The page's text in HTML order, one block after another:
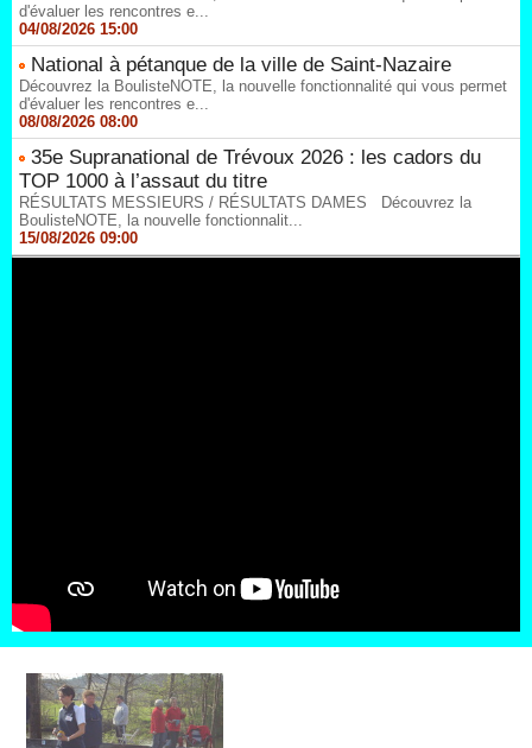
d'évaluer les rencontres e...
04/08/2026 15:00
National à pétanque de la ville de Saint-Nazaire
Découvrez la BoulisteNOTE, la nouvelle fonctionnalité qui vous permet
d'évaluer les rencontres e...
08/08/2026 08:00
35e Supranational de Trévoux 2026 : les cadors du
TOP 1000 à l’assaut du titre
RÉSULTATS MESSIEURS / RÉSULTATS DAMES Découvrez la
BoulisteNOTE, la nouvelle fonctionnalit...
15/08/2026 09:00